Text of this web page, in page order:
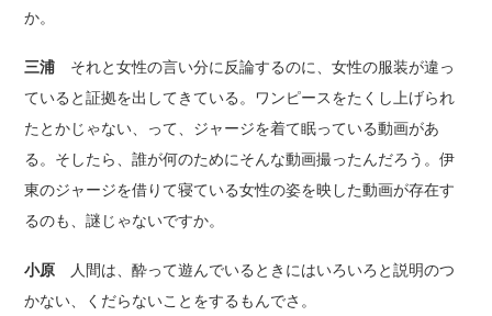
か。
三浦 それと女性の言い分に反論するのに、女性の服装が違っ
ていると証拠を出してきている。ワンピースをたくし上げられ
たとかじゃない、って、ジャージを着て眠っている動画があ
る。そしたら、誰が何のためにそんな動画撮ったんだろう。伊
東のジャージを借りて寝ている女性の姿を映した動画が存在す
るのも、謎じゃないですか。
小原 人間は、酔って遊んでいるときにはいろいろと説明のつ
かない、くだらないことをするもんでさ。